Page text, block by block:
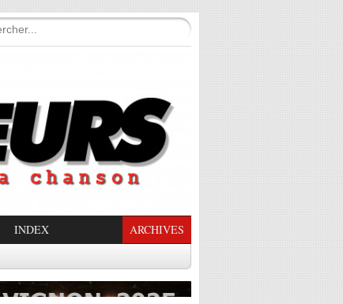
INDEX ARCHIVES